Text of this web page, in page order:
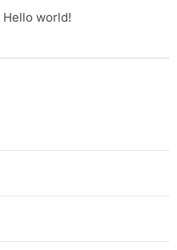
Hello world!